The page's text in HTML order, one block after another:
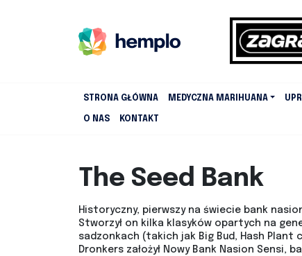
STRONA GŁÓWNA MEDYCZNA MARIHUANA
O NAS KONTAKT
The Seed Bank
Historyczny, pierwszy na świecie bank
Stworzył on kilka klasyków opartych na
sadzonkach (takich jak Big Bud, Hash Plant
Dronkers założył Nowy Bank Nasion Sensi,